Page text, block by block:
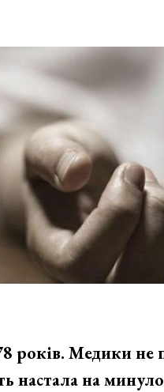
років. Медики не
на